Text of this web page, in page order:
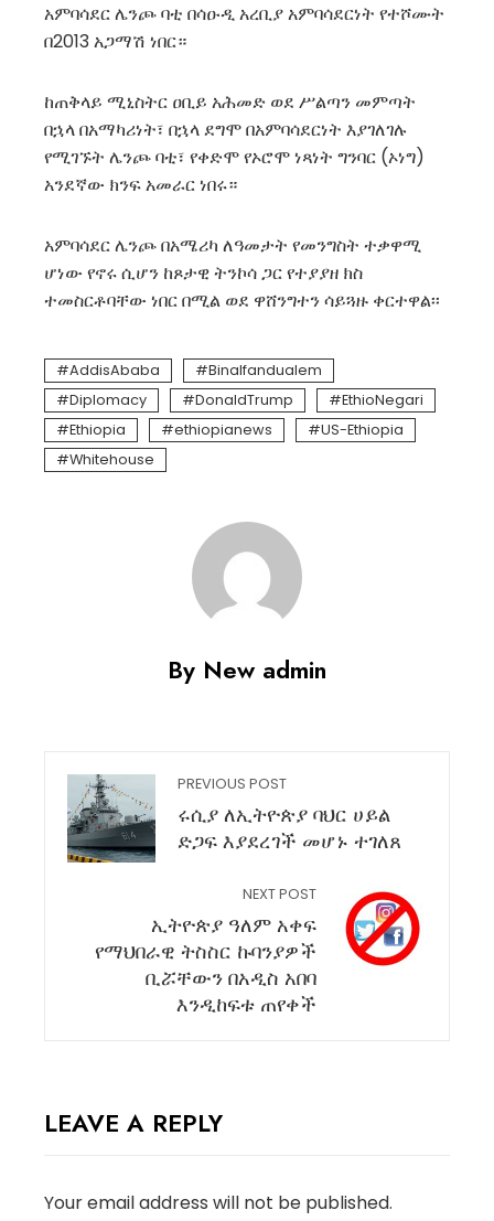
አምባሳደር ሌንጮ ባቲ በሳዑዲ አረቢያ አምባሳደርነት የተሾሙት
በ2013 አጋማሽ ነበር።
ከጠቅላይ ሚኒስትር ዐቢይ አሕመድ ወደ ሥልጣን መምጣት
በኋላ በአማካሪነት፣ በኋላ ደግሞ በአምባሳደርነት እያገለገሉ
የሚገኙት ሌንጮ ባቲ፣ የቀድሞ የኦሮሞ ነጻነት ግንባር (ኦነግ)
አንደኛው ክንፍ አመራር ነበሩ።
አምባሳደር ሌንጮ በአሜሪካ ለዓመታት የመንግስት ተቃዋሚ
ሆነው የኖሩ ሲሆን ከጾታዊ ትንኮሳ ጋር የተያያዘ ክስ
ተመስርቶባቸው ነበር በሚል ወደ ዋሸንግተን ሳይጓዙ ቀርተዋል፡፡
AddisAbaba
Binalfandualem
Diplomacy
DonaldTrump
EthioNegari
Ethiopia
ethiopianews
US-Ethiopia
Whitehouse
By New admin
PREVIOUS POST
ሩሲያ ለኢትዮጵያ ባህር ሀይል
ድጋፍ እያደረገች መሆኑ ተገለጸ
NEXT POST
ኢትዮጵያ ዓለም አቀፍ
የማህበራዊ ትስስር ኩባንያዎች
ቢሯቸውን በአዲስ አበባ
እንዲከፍቱ ጠየቀች
LEAVE A REPLY
Your email address will not be published.